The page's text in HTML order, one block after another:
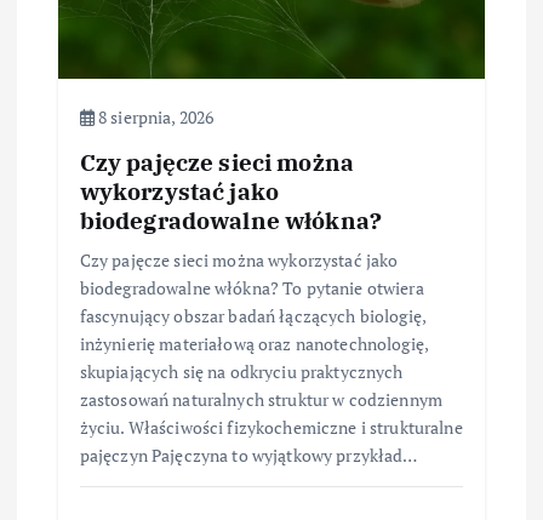
8 sierpnia, 2026
Czy pajęcze sieci można
wykorzystać jako
biodegradowalne włókna?
Czy pajęcze sieci można wykorzystać jako
biodegradowalne włókna? To pytanie otwiera
fascynujący obszar badań łączących biologię,
inżynierię materiałową oraz nanotechnologię,
skupiających się na odkryciu praktycznych
zastosowań naturalnych struktur w codziennym
życiu. Właściwości fizykochemiczne i strukturalne
pajęczyn Pajęczyna to wyjątkowy przykład…